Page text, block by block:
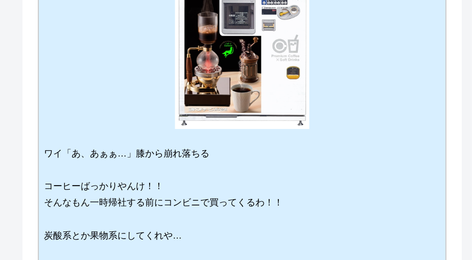
ワイ「あ、あぁぁ…」膝から崩れ落ちる
コーヒーばっかりやんけ！！
そんなもん一時帰社する前にコンビニで買ってくるわ！！
炭酸系とか果物系にしてくれや…